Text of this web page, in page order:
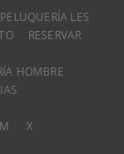
PELUQUERÍA LES
RESERVAR
HOMBRE
X